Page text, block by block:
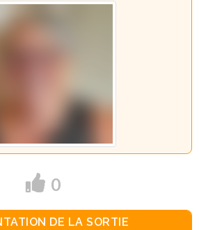
0
DE LA SORTIE